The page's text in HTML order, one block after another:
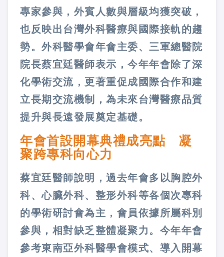
專家參與，外賓人數與層級均獲突破，
也反映出台灣外科醫療與國際接軌的趨
勢。外科醫學會年會主委、三軍總醫院
院長蔡宜廷醫師表示，今年年會除了深
化學術交流，更著重促成國際合作和建
立長期交流機制，為未來台灣醫療品質
提升與長遠發展奠定基礎。
年會首設開幕典禮成亮點 凝
聚跨專科向心力
蔡宜廷醫師說明，過去年會多以胸腔外
科、心臟外科、整形外科等各個次專科
的學術研討會為主，會員依據所屬科別
參與，相對缺乏整體凝聚力。今年年會
參考東南亞外科醫學會模式、導入開幕